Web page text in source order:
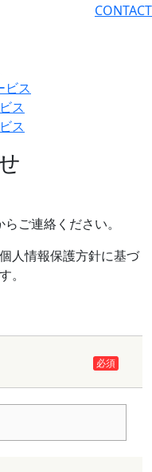
CONTACT
ビス
ス
ス
ご連絡ください。
人情報保護方針に基づ
。
必須